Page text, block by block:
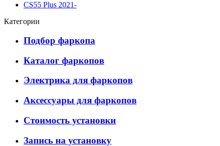
CS55 Plus 2021-
Категории
Подбор фаркопа
Каталог фаркопов
Электрика для фаркопов
Аксессуары для фаркопов
Стоимость установки
Запись на установку